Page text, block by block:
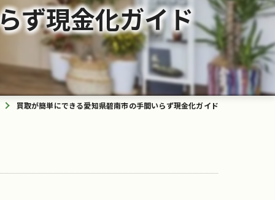
ず現金化ガイド
買取が簡単にできる愛知県碧南市の手間いらず現金化ガイド